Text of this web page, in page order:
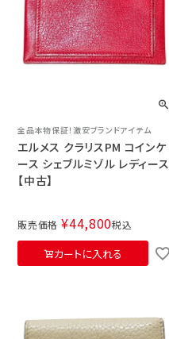
全品本物保証！激安ブランドアイテム
エルメス クラリスPM コインケ
ース シェブルミゾル レディース
【中古】
販売価格 ¥44,800税込
カートに入れる